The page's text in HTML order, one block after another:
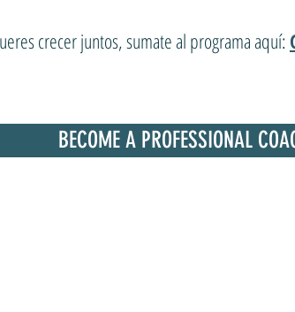
crecer juntos, sumate al programa aquí:
BECOME A PROFESSIONAL